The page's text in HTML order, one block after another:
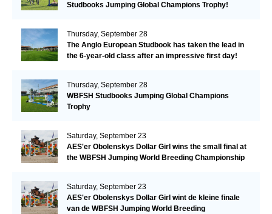
Studbooks Jumping Global Champions Trophy!
Thursday, September 28
The Anglo European Studbook has taken the lead in
the 6-year-old class after an impressive first day!​
Thursday, September 28
WBFSH Studbooks Jumping Global Champions
Trophy
Saturday, September 23
AES'er Obolenskys Dollar Girl wins the small final at
the WBFSH Jumping World Breeding Championship
Saturday, September 23
AES'er Obolenskys Dollar Girl wint de kleine finale
van de WBFSH Jumping World Breeding